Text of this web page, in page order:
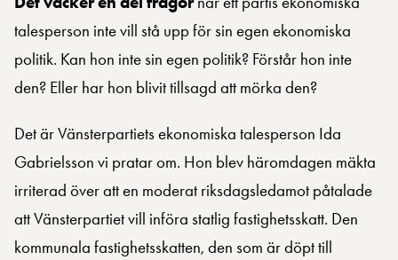
talesperson inte vill stå upp för sin egen ekonomiska
politik. Kan hon inte sin egen politik? Förstår hon inte
den? Eller har hon blivit tillsagd att mörka den?
Det är Vänsterpartiets ekonomiska talesperson Ida
Gabrielsson vi pratar om. Hon blev häromdagen mäkta
irriterad över att en moderat riksdagsledamot påtalade
att Vänsterpartiet vill införa statlig fastighetsskatt. Den
kommunala fastighetsskatten, den som är döpt till